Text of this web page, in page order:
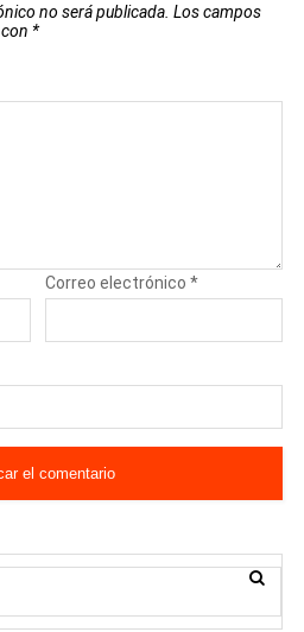
no será publicada. Los campos
*
Correo electrónico*